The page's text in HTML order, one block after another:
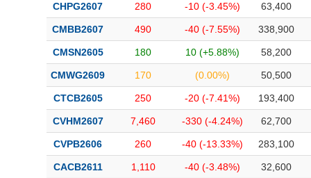
CHPG2607 280 -10 (-3.45%) 63,400
CMBB2607 490 -40 (-7.55%) 338,900
CMSN2605 180 10 (+5.88%) 58,200
CMWG2609 170 (0.00%) 50,500
CTCB2605 250 -20 (-7.41%) 193,400
CVHM2607 7,460 -330 (-4.24%) 62,700
CVPB2606 260 -40 (-13.33%) 283,100
CACB2611 1,110 -40 (-3.48%) 32,600